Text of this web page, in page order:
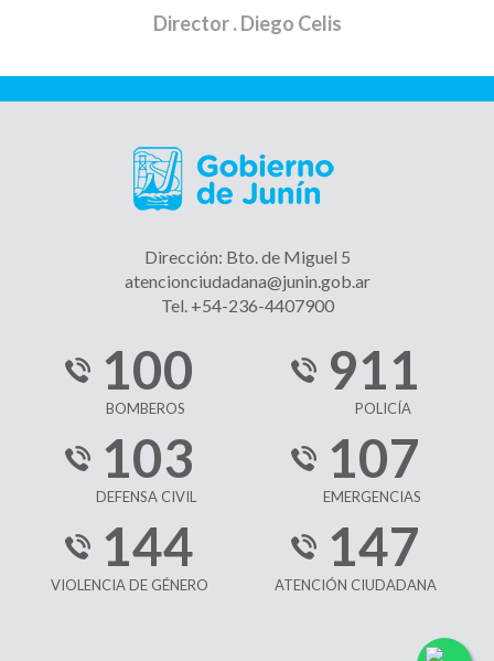
Director. Diego Celis
Dirección: Bto. de Miguel 5
atencionciudadana@junin.gob.ar
Tel. +54-236-4407900
100
BOMBEROS
911
POLICÍA
103
DEFENSA CIVIL
107
EMERGENCIAS
144
VIOLENCIA DE GÉNERO
147
ATENCIÓN CIUDADANA